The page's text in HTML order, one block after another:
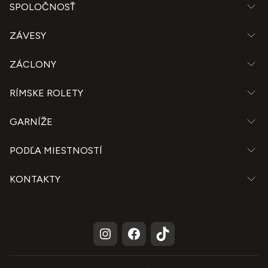
SPOLOČNOSŤ
ZÁVESY
ZÁCLONY
RÍMSKE ROLETY
GARNÍŽE
PODĽA MIESTNOSTÍ
KONTAKTY